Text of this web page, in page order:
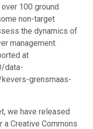
100 ground
non-target
the dynamics of
management.
at
data-
grensmaas-
we have released
a Creative Commons